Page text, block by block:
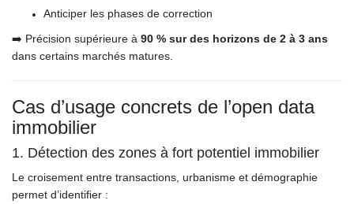
Anticiper les phases de correction
➡️ Précision supérieure à 90 % sur des horizons de 2 à 3 ans
dans certains marchés matures.
Cas d’usage concrets de l’open data
immobilier
1. Détection des zones à fort potentiel immobilier
Le croisement entre transactions, urbanisme et démographie
permet d’identifier :